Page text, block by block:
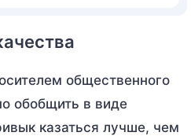
общественного
обобщить в виде
казаться лучше, чем